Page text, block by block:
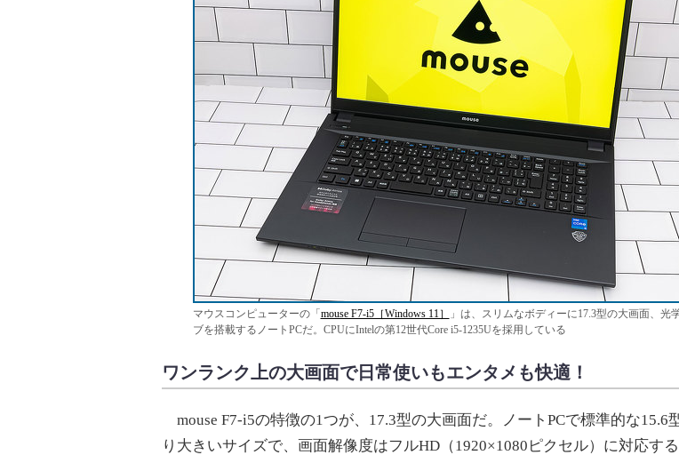
マウスコンピューターの「 mouse F7-i5［Windows 11］
」は、スリムなボディーに17.3型の大画面、光
ブを搭載するノートPCだ。CPUにIntelの第12世代Core i5-1235Uを採用している
ワンランク上の大画面で日常使いもエンタメも快適！
mouse F7-i5の特徴の1つが、17.3型の大画面だ。ノートPCで標準的な15.6
り大きいサイズで、画面解像度はフルHD（1920×1080ピクセル）に対応する